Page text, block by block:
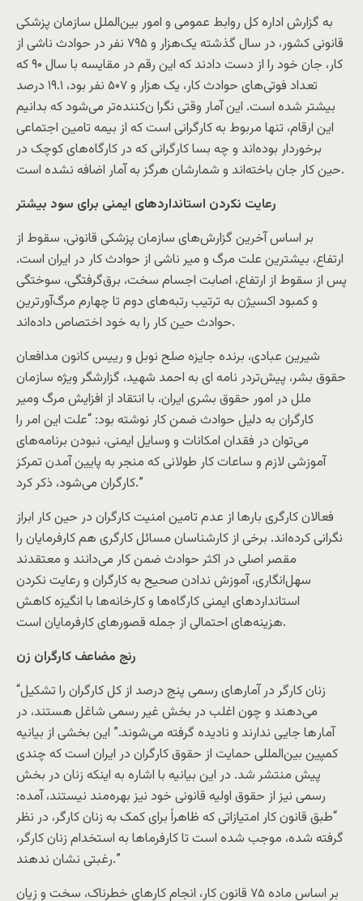
به گزارش اداره کل روابط عمومی و امور بین‌الملل سازمان پزشکی
قانونی کشور، در سال گذشته یک‌هزار و ۷۹۵ نفر در حوادث ناشی از
کار، جان خود را از دست دادند که این رقم در مقایسه با سال ۹۰ که
تعداد فوتی‌های حوادث کار، یک هزار و ۵۰۷ نفر بود، ۱۹.۱ درصد
بیشتر شده است. این آمار وقتی نگرا ن‌کننده‌تر می‌شود که بدانیم
این ارقام، تنها مربوط به کارگرانی است که از بیمه تامین اجتماعی
برخوردار بوده‌اند و چه بسا کارگرانی که در کارگاه‌های کوچک در
حین کار جان باخته‌اند و شمارشان هرگز به آمار اضافه نشده است.
رعايت نکردن استاندارد‌های ايمنی برای سود بیشتر
بر اساس آخرین گزارش‌های سازمان پزشکی قانونی، سقوط از
ارتفاع، بیشترین علت مرگ و میر ناشی از حوادث کار در ایران است.
پس از سقوط از ارتفاع، اصابت اجسام سخت، برق‌گرفتگی، سوختگی
و کمبود اکسیژن به ترتیب رتبه‌های دوم تا چهارم مرگ‌آور‌ترین
حوادث حین کار را به خود اختصاص داده‌اند.
شيرين عبادی، برنده جایزه صلح نوبل و ریيس کانون مدافعان
حقوق بشر، پیش‌تردر نامه ای به احمد شهيد، گزارشگر ويژه سازمان
ملل در امور حقوق بشری ايران، با انتقاد از افزايش مرگ‌ ومير
کارگران به دلیل حوادث ضمن کار نوشته بود:‌ “علت اين امر را
می‌توان در فقدان امکانات و وسايل ايمنی، نبودن برنامه‌های
آموزشی لازم و ساعات کار طولانی که منجر به پايين آمدن تمرکز
کارگران می‌شود، ذکر کرد.”
فعالان کارگری بارها از عدم تامین امنیت کارگران در حین کار ابراز
نگرانی کرده‌اند. برخی از کارشناسان مسائل کارگری هم کارفرمايان را
مقصر اصلی در اکثر حوادث ضمن کار می‌دانند و معتقدند
سهل‌انگاری، آموزش ندادن صحيح به کارگران و رعايت نکردن
استاندارد‌های ايمنی کارگاه‌ها و کارخانه‌ها با انگيزه کاهش
هزينه‌های احتمالی از جمله قصورهای کارفرمايان است.
رنج مضاعف کارگران زن
“زنان کارگر در آمارهای رسمی پنج درصد از کل کارگران را تشکیل
می‌دهند و چون اغلب در بخش غیر رسمی شاغل هستند، در
آمار‌ها جایی ندارند و نادیده گرفته می‌شوند.” این بخشی از بیانیه
کمپین بین‌المللی حمایت از حقوق کارگران در ایران است که چندی
پیش منتشر شد. در این بیانیه با اشاره به اینکه زنان در بخش
رسمی نیز از حقوق اولیه قانونی خود نیز بهره‌مند نیستند، آمده:
“طبق قانون کار امتیازاتی که ظاهراً برای کمک به زنان کارگر، در نظر
گرفته شده، موجب شده است تا کارفرما‌ها به استخدام زنان کارگر،
رغبتی نشان ندهند.”
بر اساس ماده ۷۵ قانون کار، انجام کارهاي خطرناک، سخت و زيان